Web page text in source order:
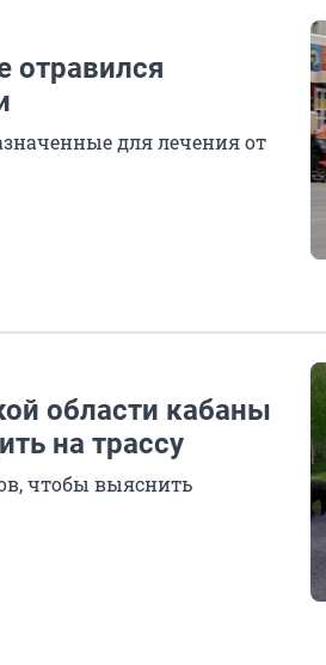
отравился
для лечения от
области кабаны
на трассу
чтобы выяснить